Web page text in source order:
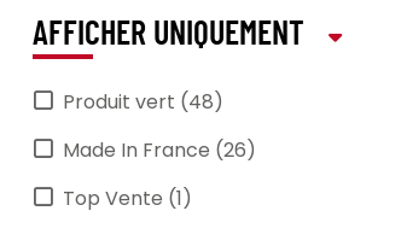
SERAX (4)
AFFICHER UNIQUEMENT
Produit vert (48)
Made In France (26)
Top Vente (1)